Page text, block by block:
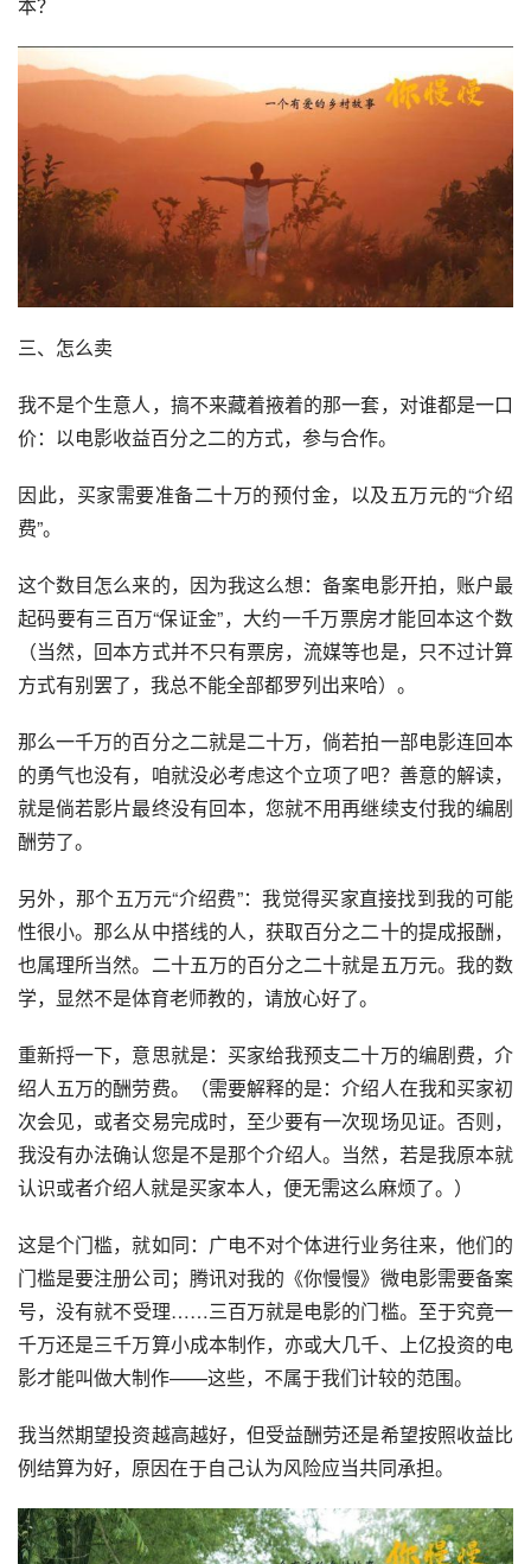
三、怎么卖
我不是个生意人，搞不来藏着掖着的那一套，对谁都是一口
价：以电影收益百分之二的方式，参与合作。
因此，买家需要准备二十万的预付金，以及五万元的“介绍
费”。
这个数目怎么来的，因为我这么想：备案电影开拍，账户最
起码要有三百万“保证金”，大约一千万票房才能回本这个数
（当然，回本方式并不只有票房，流媒等也是，只不过计算
方式有别罢了，我总不能全部都罗列出来哈）。
那么一千万的百分之二就是二十万，倘若拍一部电影连回本
的勇气也没有，咱就没必考虑这个立项了吧？善意的解读，
就是倘若影片最终没有回本，您就不用再继续支付我的编剧
酬劳了。
另外，那个五万元“介绍费”：我觉得买家直接找到我的可能
性很小。那么从中搭线的人，获取百分之二十的提成报酬，
也属理所当然。二十五万的百分之二十就是五万元。我的数
学，显然不是体育老师教的，请放心好了。
重新捋一下，意思就是：买家给我预支二十万的编剧费，介
绍人五万的酬劳费。（需要解释的是：介绍人在我和买家初
次会见，或者交易完成时，至少要有一次现场见证。否则，
我没有办法确认您是不是那个介绍人。当然，若是我原本就
认识或者介绍人就是买家本人，便无需这么麻烦了。）
这是个门槛，就如同：广电不对个体进行业务往来，他们的
门槛是要注册公司；腾讯对我的《你慢慢》微电影需要备案
号，没有就不受理……三百万就是电影的门槛。至于究竟一
千万还是三千万算小成本制作，亦或大几千、上亿投资的电
影才能叫做大制作——这些，不属于我们计较的范围。
我当然期望投资越高越好，但受益酬劳还是希望按照收益比
例结算为好，原因在于自己认为风险应当共同承担。